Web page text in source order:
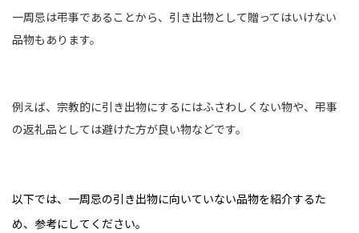
一周忌は弔事であることから、引き出物として贈ってはいけない
品物もあります。
例えば、宗教的に引き出物にするにはふさわしくない物や、弔事
の返礼品としては避けた方が良い物などです。
以下では、一周忌の引き出物に向いていない品物を紹介するた
め、参考にしてください。